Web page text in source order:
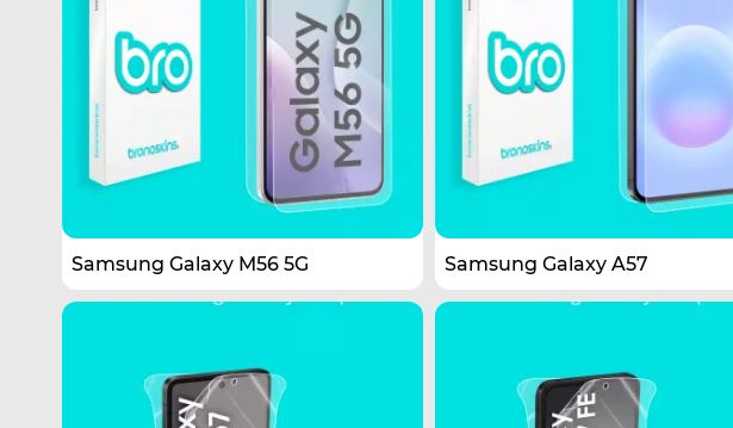
Samsung Galaxy M56 5G Samsung Galaxy A57